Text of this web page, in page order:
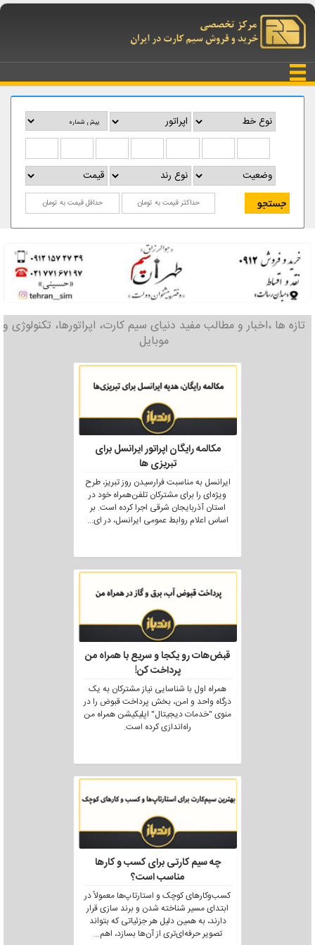
تازه ها ،اخبار و مطالب مفید دنیای سیم کارت، اپراتورها، تکنولوژی و
موبایل
مکالمه رایگان اپراتور ایرانسل برای
تبریزی ها
ایرانسل به مناسبت فرارسیدن روز تبریز، طرح
ویژه‌ای را برای مشترکان تلفن‌همراه خود در
استان آذربایجان شرقی اجرا کرده است. بر
اساس اعلام روابط عمومی ایرانسل، در ای...
قبض‌هات رو یکجا و سریع با همراه من
پرداخت کن!
همراه اول با شناسایی نیاز مشترکان به یک
درگاه واحد و امن، بخش پرداخت قبوض را در
منوی "خدمات دیجیتال" اپلیکیشن همراه من
راه‌اندازی کرده است.
چه سیم کارتی برای کسب و کارها
مناسب است؟
کسب‌وکارهای کوچک و استارتاپ‌ها معمولاً در
ابتدای مسیر شناخته شدن و برند سازی قرار
دارند، به همین دلیل هر جزئیاتی که بتواند
تصویر حرفه‌ای‌تری از آن‌ها بسازد، اهم...